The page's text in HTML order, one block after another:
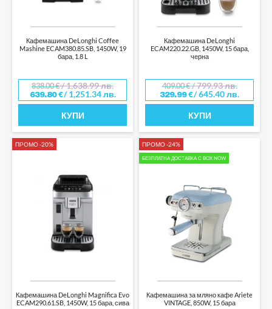
Кафемашина DeLonghi Coffee
Mashine ECAM380.85.SB, 1450W, 19
бара, 1.8 L
838.00€/ 1,638.99 лв.
639.80€/ 1,251.34 лв.
КУПИ
Кафемашина DeLonghi
ECAM220.22.GB, 1450W, 15 бара,
черна
409.00€/ 799.93 лв.
329.99€/ 645.40 лв.
КУПИ
ПРОМО -20%
Кафемашина DeLonghi Magnifica Evo
ECAM290.61.SB, 1450W, 15 бара, сива
ПРОМО -24%
БЕЗПЛАТНА ДОСТАВКА С BOX NOW
Кафемашина за мляно кафе Ariete
VINTAGE, 850W, 15 бара